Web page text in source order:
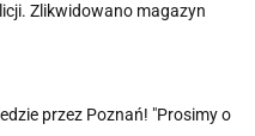
Zlikwidowano magazyn
przez Poznań! "Prosimy o